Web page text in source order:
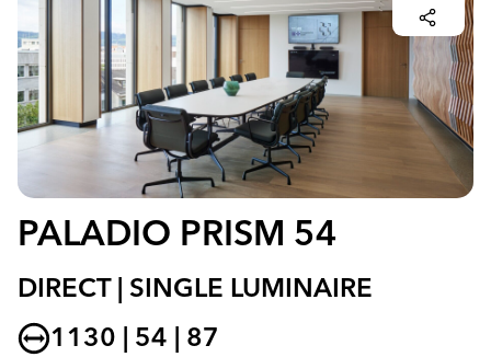
PALADIO PRISM 54
DIRECT | SINGLE LUMINAIRE
1130 | 54 | 87